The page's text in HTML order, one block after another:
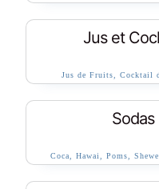
Jus et
Jus de Fruits, Cocktail
Sodas
Coca, Hawai, Poms,